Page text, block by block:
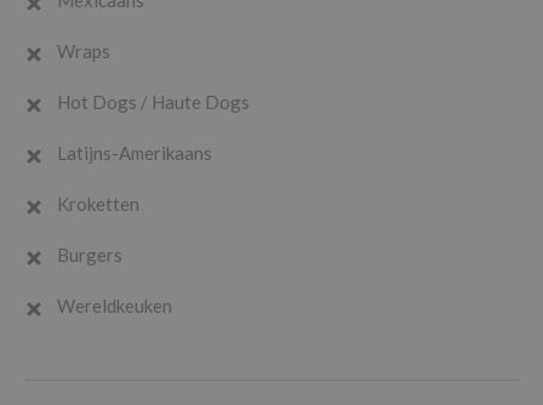
Wraps
Hot Dogs / Haute Dogs
Latijns-Amerikaans
Kroketten
Burgers
Wereldkeuken